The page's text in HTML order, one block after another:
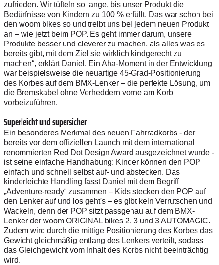
zufrieden. Wir tüfteln so lange, bis unser Produkt die
Bedürfnisse von Kindern zu 100 % erfüllt. Das war schon bei
den woom bikes so und treibt uns bei jedem neuen Produkt
an – wie jetzt beim POP. Es geht immer darum, unsere
Produkte besser und cleverer zu machen, als alles was es
bereits gibt, mit dem Ziel sie wirklich kindgerecht zu
machen“, erklärt Daniel. Ein Aha-Moment in der Entwicklung
war beispielsweise die neuartige 45-Grad-Positionierung
des Korbes auf dem BMX-Lenker – die perfekte Lösung, um
die Bremskabel ohne Verheddern vorne am Korb
vorbeizuführen.
Superleicht und supersicher
Ein besonderes Merkmal des neuen Fahrradkorbs - der
bereits vor dem offiziellen Launch mit dem international
renommierten Red Dot Design Award ausgezeichnet wurde -
ist seine einfache Handhabung: Kinder können den POP
einfach und schnell selbst auf- und abstecken. Das
kinderleichte Handling fasst Daniel mit dem Begriff
„Adventure-ready“ zusammen – Kids stecken den POP auf
den Lenker auf und los geht's – es gibt kein Verrutschen und
Wackeln, denn der POP sitzt passgenau auf dem BMX-
Lenker der woom ORIGINAL bikes 2, 3 und 3 AUTOMAGIC.
Zudem wird durch die mittige Positionierung des Korbes das
Gewicht gleichmäßig entlang des Lenkers verteilt, sodass
das Gleichgewicht vom Inhalt des Korbs nicht beeinträchtig
wird.